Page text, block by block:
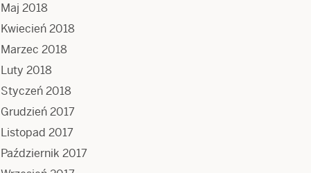
Maj 2018
Kwiecień 2018
Marzec 2018
Luty 2018
Styczeń 2018
Grudzień 2017
Listopad 2017
Październik 2017